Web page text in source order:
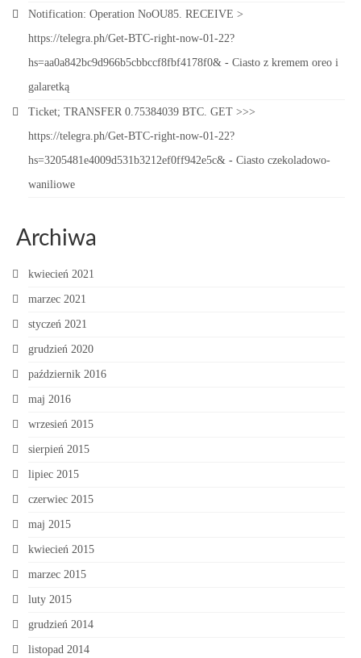
Notification: Operation NoOU85. RECEIVE >
https://telegra.ph/Get-BTC-right-now-01-22?
hs=aa0a842bc9d966b5cbbccf8fbf4178f0& - Ciasto z kremem oreo i
galaretką
Ticket; TRANSFER 0.75384039 BTC. GET >>>
https://telegra.ph/Get-BTC-right-now-01-22?
hs=3205481e4009d531b3212ef0ff942e5c& - Ciasto czekoladowo-
waniliowe
Archiwa
kwiecień 2021
marzec 2021
styczeń 2021
grudzień 2020
październik 2016
maj 2016
wrzesień 2015
sierpień 2015
lipiec 2015
czerwiec 2015
maj 2015
kwiecień 2015
marzec 2015
luty 2015
grudzień 2014
listopad 2014